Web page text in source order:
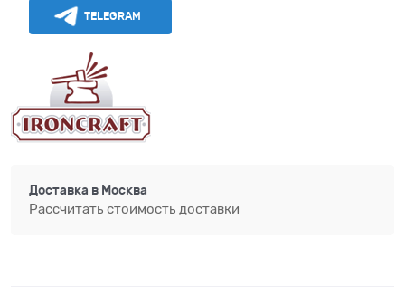
TELEGRAM
Доставка в Москва
Рассчитать стоимость доставки